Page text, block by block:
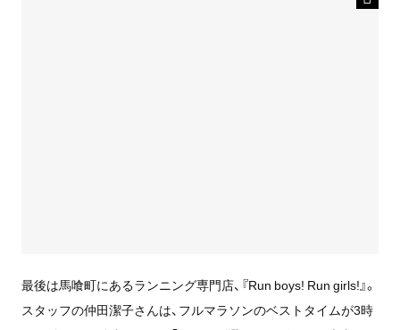
最後は馬喰町にあるランニング専門店、『Run boys! Run girls!』。
スタッフの仲田潔子さんは、フルマラソンのベストタイムが3時